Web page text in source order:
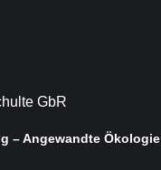
GbR
– Angewandte Ökologie